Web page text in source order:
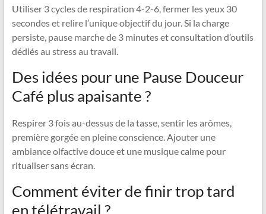
Utiliser 3 cycles de respiration 4-2-6, fermer les yeux 30
secondes et relire l’unique objectif du jour. Si la charge
persiste, pause marche de 3 minutes et consultation d’outils
dédiés au stress au travail.
Des idées pour une Pause Douceur
Café plus apaisante ?
Respirer 3 fois au-dessus de la tasse, sentir les arômes,
première gorgée en pleine conscience. Ajouter une
ambiance olfactive douce et une musique calme pour
ritualiser sans écran.
Comment éviter de finir trop tard
en télétravail ?